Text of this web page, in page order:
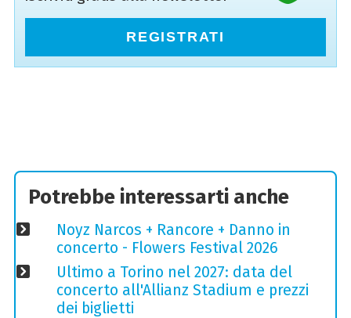
REGISTRATI
Potrebbe interessarti anche
Noyz Narcos + Rancore + Danno in
concerto - Flowers Festival 2026
Ultimo a Torino nel 2027: data del
concerto all'Allianz Stadium e prezzi
dei biglietti